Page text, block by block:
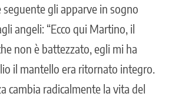
gli apparve in sogno
angeli: “Ecco qui Martino, il
non è battezzato, egli mi ha
il mantello era ritornato integro.
cambia radicalmente la vita del